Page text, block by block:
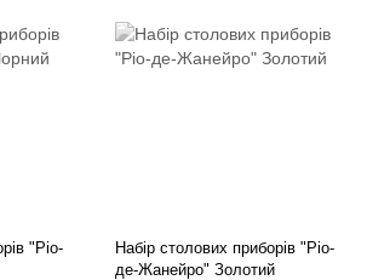
"Ріо-
Набір столових приборів "Ріо-
де-Жанейро" Золотий